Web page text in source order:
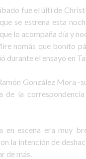
fue el últi de
se estrena esta
lo acompaña día y
nomás que bonito
durante el ensayo en
González Mora -
de la
en escena era muy
la intención de
de más.